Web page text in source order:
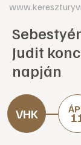
Judit
napján